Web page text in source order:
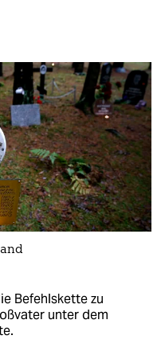
Befehlskette zu
unter dem